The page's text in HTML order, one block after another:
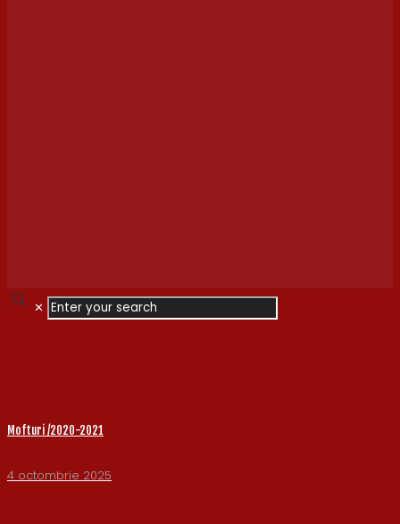
✕
Mofturi /2020-2021
4 octombrie 2025